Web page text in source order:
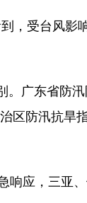
受台风影
广东省防
防汛抗旱
应，三亚、